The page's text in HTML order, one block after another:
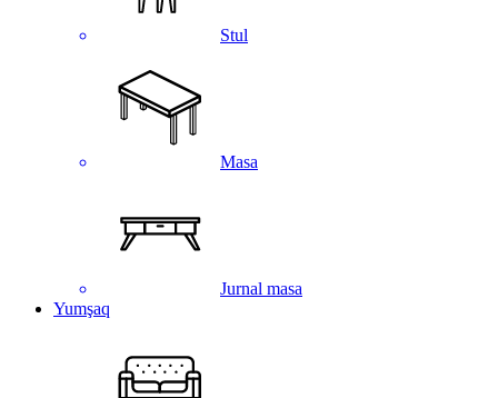
Stul
Masa
Jurnal masa
Yumşaq